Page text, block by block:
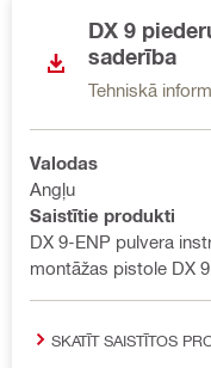
DX 9
saderība
Tehniskā
Valodas
Angļu
Saistītie produkti
DX 9-ENP pulvera
montāžas pistole DX
SKATĪT SAISTĪTOS